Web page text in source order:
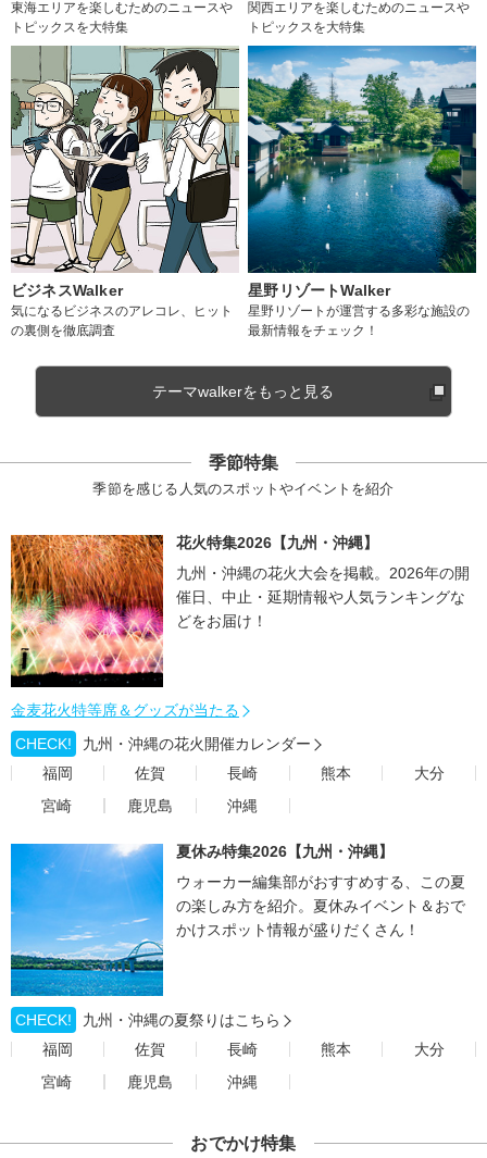
東海エリアを楽しむためのニュースや
トピックスを大特集
関西エリアを楽しむためのニュースや
トピックスを大特集
ビジネスWalker
気になるビジネスのアレコレ、ヒット
の裏側を徹底調査
星野リゾートWalker
星野リゾートが運営する多彩な施設の
最新情報をチェック！
テーマwalkerをもっと見る
季節特集
季節を感じる人気のスポットやイベントを紹介
花火特集2026【九州・沖縄】
九州・沖縄の花火大会を掲載。2026年の開
催日、中止・延期情報や人気ランキングな
どをお届け！
金麦花火特等席＆グッズが当たる
CHECK!
九州・沖縄の花火開催カレンダー
福岡
佐賀 長崎 熊本
大分
宮崎
鹿児島 沖縄
夏休み特集2026【九州・沖縄】
ウォーカー編集部がおすすめする、この夏
の楽しみ方を紹介。夏休みイベント＆おで
かけスポット情報が盛りだくさん！
CHECK!
九州・沖縄の夏祭りはこちら
福岡
佐賀 長崎 熊本
大分
宮崎
鹿児島 沖縄
おでかけ特集